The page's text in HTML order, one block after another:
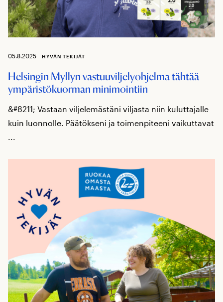
05.8.2025 HYVÄN TEKIJÄT
Helsingin Myllyn vastuuviljelyohjelma tähtää
ympäristökuorman minimointiin
&#8211; Vastaan viljelemästäni viljasta niin kuluttajalle
kuin luonnolle. Päätökseni ja toimenpiteeni vaikuttavat